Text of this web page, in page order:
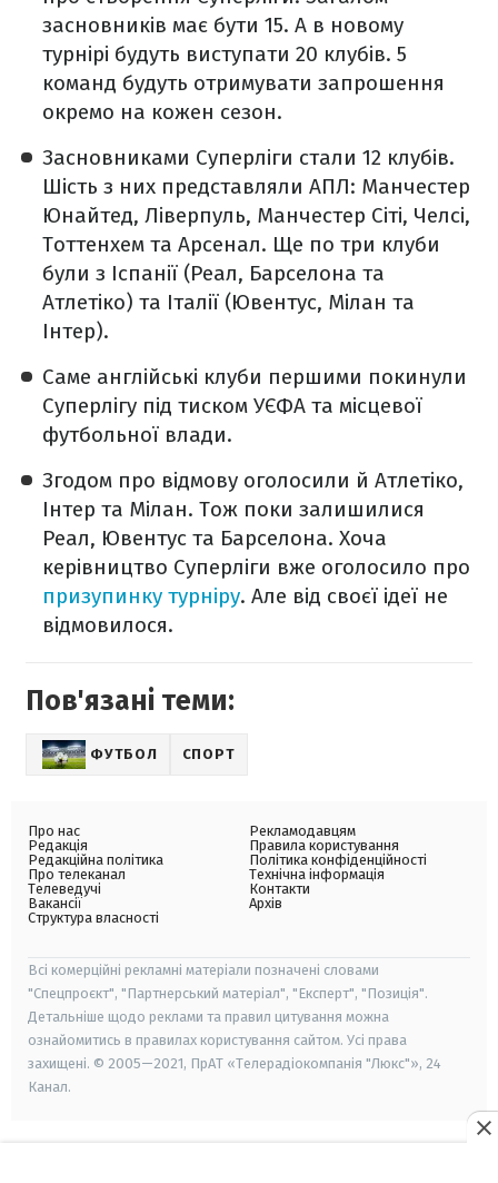
засновників має бути 15. А в новому
турнірі будуть виступати 20 клубів. 5
команд будуть отримувати запрошення
окремо на кожен сезон.
Засновниками Суперліги стали 12 клубів.
Шість з них представляли АПЛ: Манчестер
Юнайтед, Ліверпуль, Манчестер Сіті, Челсі,
Тоттенхем та Арсенал. Ще по три клуби
були з Іспанії (Реал, Барселона та
Атлетіко) та Італії (Ювентус, Мілан та
Інтер).
Саме англійські клуби першими покинули
Суперлігу під тиском УЄФА та місцевої
футбольної влади.
Згодом про відмову оголосили й Атлетіко,
Інтер та Мілан. Тож поки залишилися
Реал, Ювентус та Барселона. Хоча
керівництво Суперліги вже оголосило про
призупинку турніру. Але від своєї ідеї не
відмовилося.
Пов'язані теми:
ФУТБОЛ СПОРТ
Про нас
Редакція
Редакційна політика
Про телеканал
Телеведучі
Вакансії
Структура власності
Рекламодавцям
Правила користування
Політика конфіденційності
Технічна інформація
Контакти
Архів
Всі комерційні рекламні матеріали позначені словами
"Спецпроєкт", "Партнерський матеріал", "Експерт", "Позиція".
Детальніше щодо реклами та правил цитування можна
ознайомитись в правилах користування сайтом. Усі права
захищені. © 2005—2021, ПрАТ «Телерадіокомпанія "Люкс"», 24
Канал.